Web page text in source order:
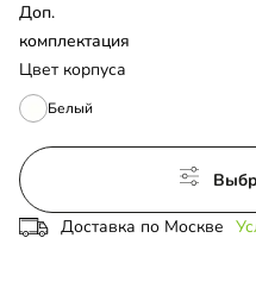
Цвет корпуса
Белый
Доп.
комплектация
Доставка по Москве